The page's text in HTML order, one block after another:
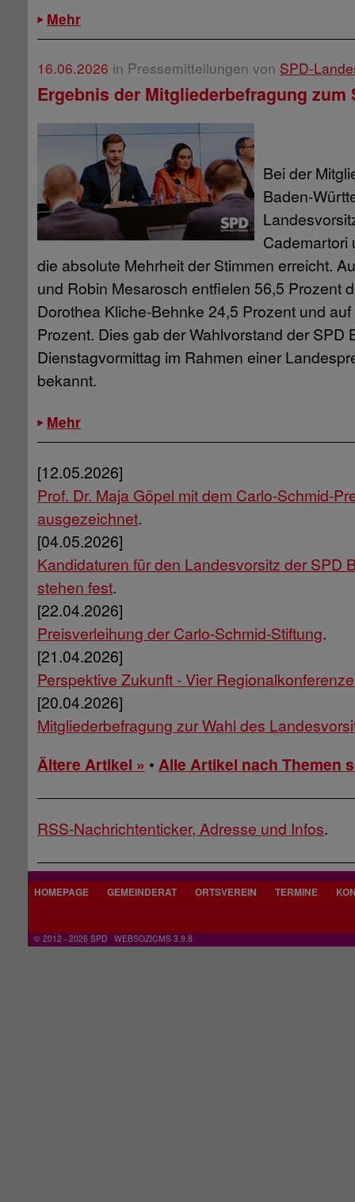
Mehr
16.06.2026 in Pressemitteilungen von SPD-
Ergebnis der Mitgliederbefragung zum
Bei der
Baden-
Cademartori
die absolute Mehrheit der Stimmen erreicht.
und Robin Mesarosch entfielen 56,5 Prozent
Dorothea Kliche-Behnke 24,5 Prozent und
Prozent. Dies gab der Wahlvorstand der SPD
Dienstagvormittag im Rahmen einer
bekannt.
Mehr
[12.05.2026]
Prof. Dr. Maja Göpel mit dem Carlo-Schmid-
ausgezeichnet.
[04.05.2026]
Kandidaturen für den Landesvorsitz der SPD
stehen fest.
[22.04.2026]
Preisverleihung der Carlo-Schmid-Stiftung.
[21.04.2026]
Perspektive Zukunft - Vier
[20.04.2026]
Mitgliederbefragung zur Wahl des
Ältere Artikel » • Alle Artikel nach Themen
RSS-Nachrichtenticker, Adresse und Infos.
HOMEPAGE GEMEINDERAT ORTSVEREIN TERMINE
© 2012 - 2026 SPD WEBSOZICMS 3.9.8